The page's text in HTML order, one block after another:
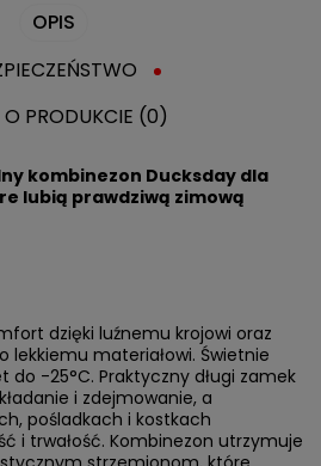
OPIS
O PRODUKCIE (0)
kombinezon Ducksday dla
lubią prawdziwą zimową
dzięki luźnemu krojowi oraz
materiałowi. Świetnie
do -25°C. Praktyczny długi zamek
i zdejmowanie, a
pośladkach i kostkach
i trwałość. Kombinezon utrzymuje